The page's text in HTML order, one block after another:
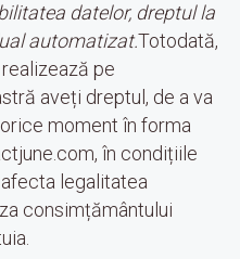
datelor, dreptul la
automatizat.Totodată,
pe
aveți dreptul, de a va
moment în forma
în condițiile
legalitatea
consimțământului